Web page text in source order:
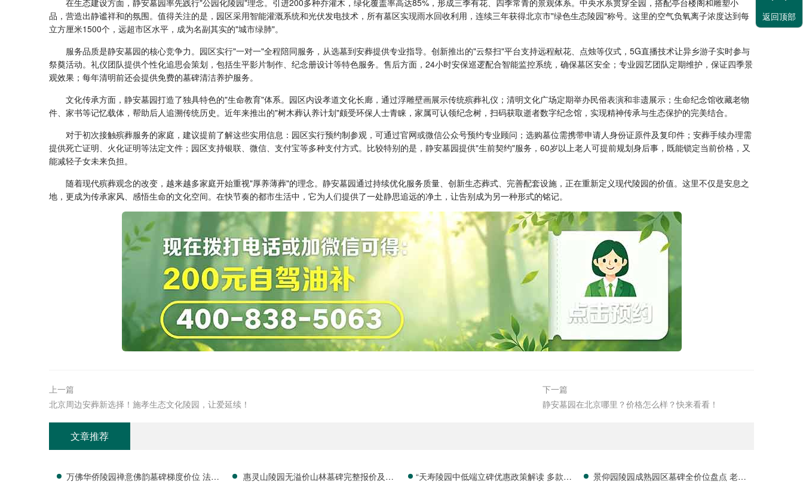
品，营造出静谧祥和的氛围。值得关注的是，园区采用智能灌溉系统和光伏发电技术，所有墓区实现雨水回收利用，连续三年获得北京市"绿色生态陵园"称号。这里的空气负氧离子浓度达到每
立方厘米1500个，远超市区水平，成为名副其实的"城市绿肺"。
服务品质是静安墓园的核心竞争力。园区实行"一对一"全程陪同服务，从选墓到安葬提供专业指导。创新推出的"云祭扫"平台支持远程献花、点烛等仪式，5G直播技术让异乡游子实时参与
祭奠活动。礼仪团队提供个性化追思会策划，包括生平影片制作、纪念册设计等特色服务。售后方面，24小时安保巡逻配合智能监控系统，确保墓区安全；专业园艺团队定期维护，保证四季景
观效果；每年清明前还会提供免费的墓碑清洁养护服务。
文化传承方面，静安墓园打造了独具特色的"生命教育"体系。园区内设孝道文化长廊，通过浮雕壁画展示传统殡葬礼仪；清明文化广场定期举办民俗表演和非遗展示；生命纪念馆收藏老物
件、家书等记忆载体，帮助后人追溯传统历史。近年来推出的"树木葬认养计划"颇受环保人士青睐，家属可认领纪念树，扫码获取逝者数字纪念馆，实现精神传承与生态保护的完美结合。
对于初次接触殡葬服务的家庭，建议提前了解这些实用信息：园区实行预约制参观，可通过官网或微信公众号预约专业顾问；选购墓位需携带申请人身份证原件及复印件；安葬手续办理需
提供死亡证明、火化证明等法定文件；园区支持银联、微信、支付宝等多种支付方式。比较特别的是，静安墓园提供"生前契约"服务，60岁以上老人可提前规划身后事，既能锁定当前价格，又
能减轻子女未来负担。
随着现代殡葬观念的改变，越来越多家庭开始重视"厚养薄葬"的理念。静安墓园通过持续优化服务质量、创新生态葬式、完善配套设施，正在重新定义现代陵园的价值。这里不仅是安息之
地，更成为传承家风、感悟生命的文化空间。在快节奏的都市生活中，它为人们提供了一处静思追远的净土，让告别成为另一种形式的铭记。
上一篇
北京周边安葬新选择！施孝生态文化陵园，让爱延续！
下一篇
静安墓园在北京哪里？价格怎么样？快来看看！
文章推荐
万佛华侨陵园禅意佛韵墓碑梯度价位 法会 惠灵山陵园无溢价山林墓碑完整报价及淡 “天寿陵园中低端立碑优惠政策解读 多款特 景仰园陵园成熟园区墓碑全价位盘点 老客
返回顶部